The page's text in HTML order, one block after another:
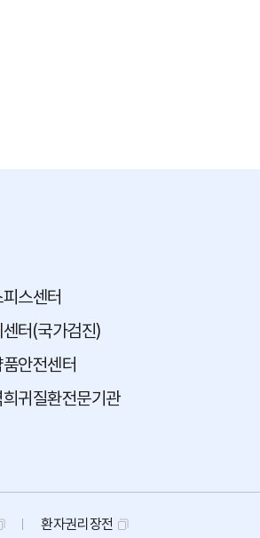
스센터
터(국가검진)
안전센터
귀질환전문기관
환자권리장전